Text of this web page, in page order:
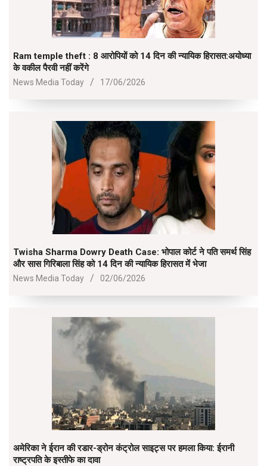
Ram temple theft : 8 आरोपियों को 14 दिन की न्यायिक हिरासत:अयोध्या
के वकील पैरवी नहीं करेंगे
2026-
News Media Today 17/06/2026
Twisha Sharma Dowry Death Case: भोपाल कोर्ट ने पति समर्थ सिंह
और सास गिरिबाला सिंह को 14 दिन की न्यायिक हिरासत में भेजा
2026-
News Media Today 02/06/2026
अमेरिका ने ईरान की रडार-ड्रोन कंट्रोल साइट्स पर हमला किया: ईरानी
राष्ट्रपति के इस्तीफे का दावा